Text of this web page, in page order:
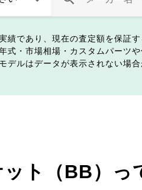
績であり、現在の査定額を保証す
式・市場相場・カスタムパーツ
デルはデータが表示されない場合
ト（BB）っ